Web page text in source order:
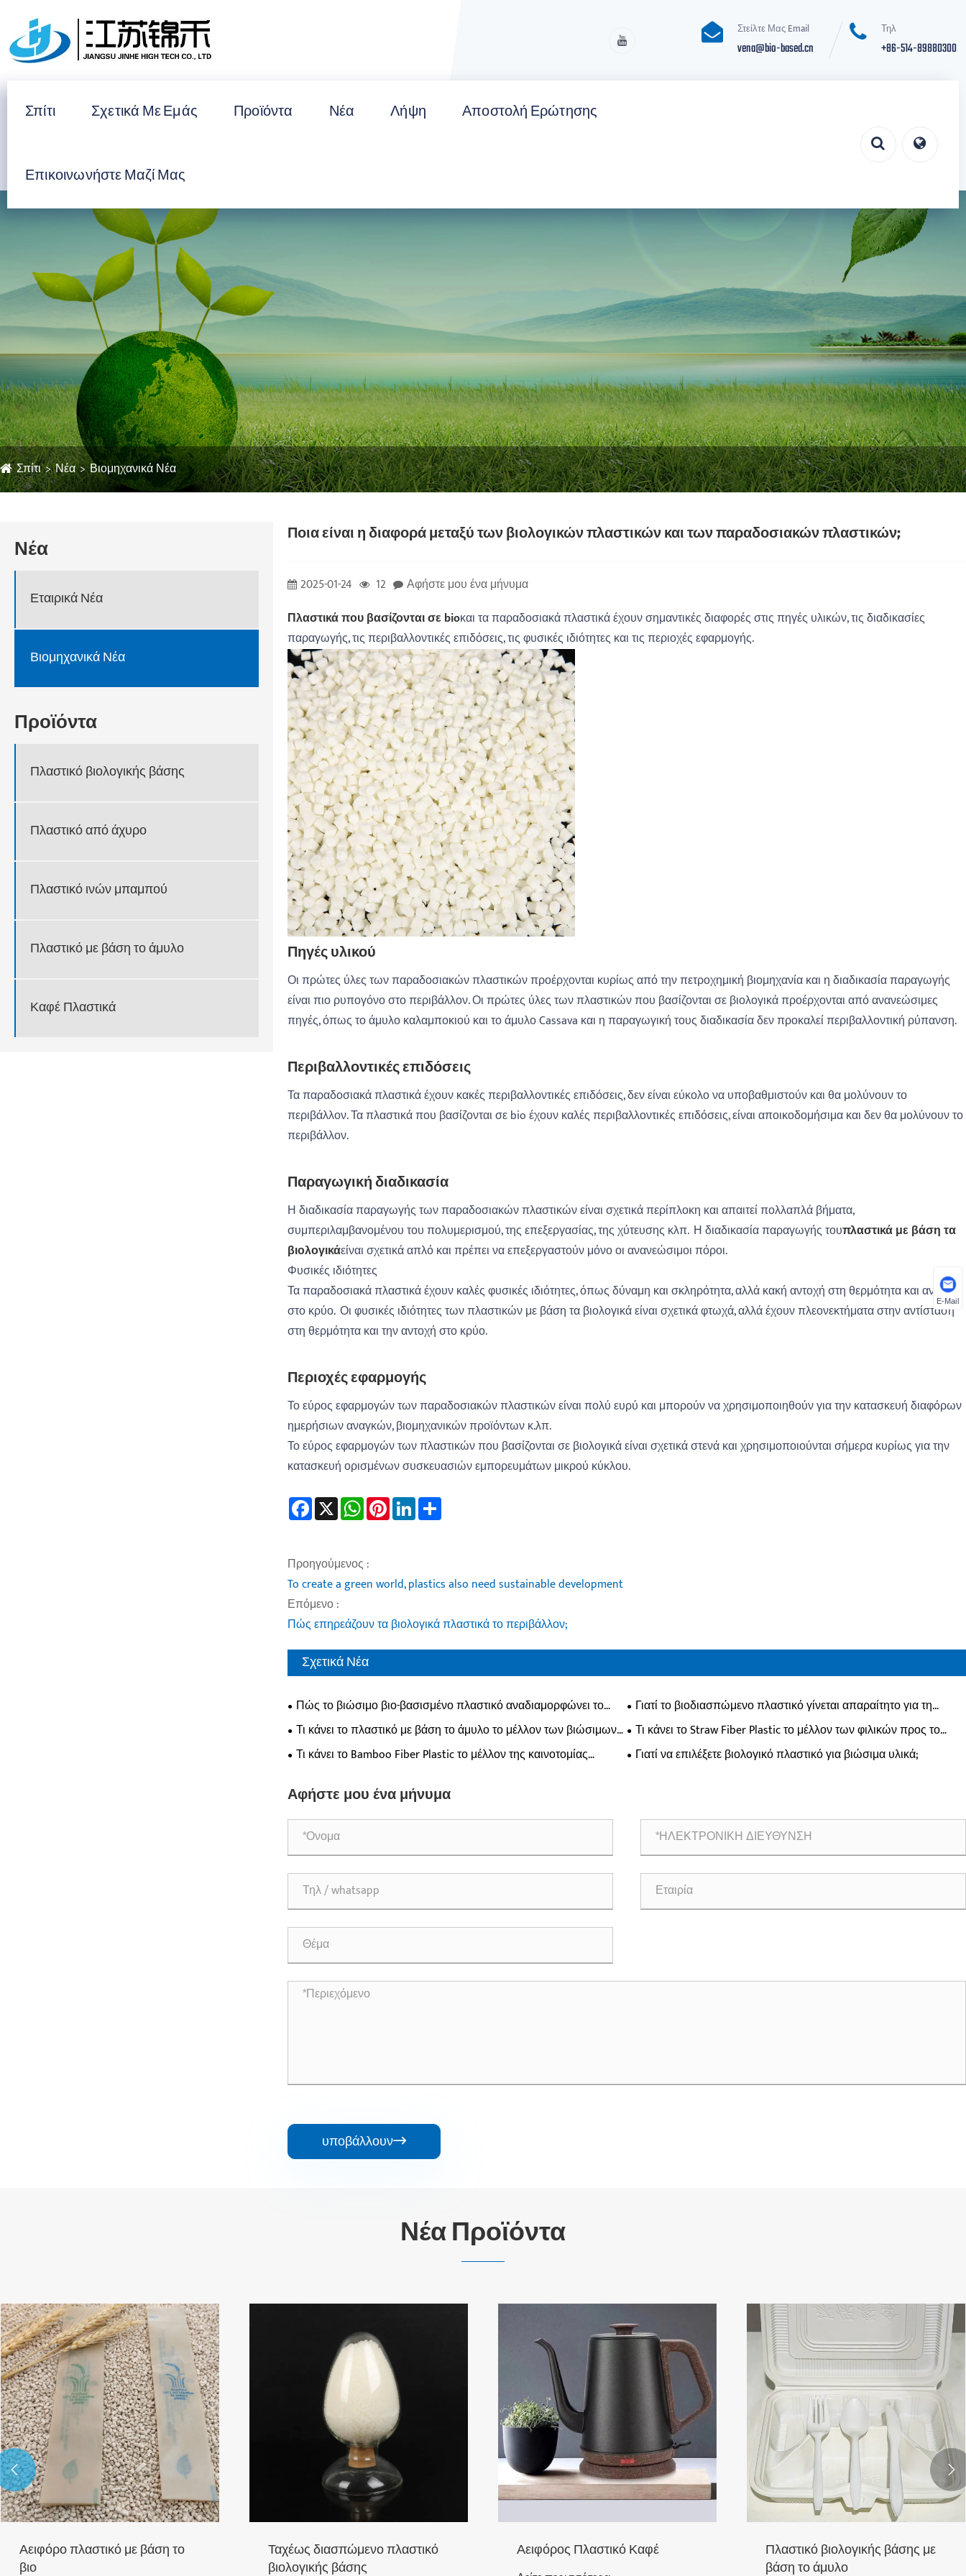
Στείλτε Μας Email
vena@bio-based.cn
Τηλ
+86-514-89880300
Σπίτι Σχετικά Με Εμάς Προϊόντα Νέα Λήψη Αποστολή Ερώτησης
Επικοινωνήστε Μαζί Μας
Σπίτι Νέα Βιομηχανικά Νέα
Νέα
Εταιρικά Νέα
Βιομηχανικά Νέα
Προϊόντα
Πλαστικό βιολογικής βάσης
Πλαστικό από άχυρο
Πλαστικό ινών μπαμπού
Πλαστικό με βάση το άμυλο
Καφέ Πλαστικά
Ποια είναι η διαφορά μεταξύ των βιολογικών πλαστικών και των παραδοσιακών πλαστικών;
2025-01-24 12
Αφήστε μου ένα μήνυμα
Πλαστικά που βασίζονται σε ‌bioκαι τα παραδοσιακά πλαστικά έχουν σημαντικές διαφορές στις πηγές υλικών, τις διαδικασίες
παραγωγής, τις περιβαλλοντικές επιδόσεις, τις φυσικές ιδιότητες και τις περιοχές εφαρμογής. ‌
Πηγές υλικού
Οι πρώτες ύλες των παραδοσιακών πλαστικών προέρχονται κυρίως από την πετροχημική βιομηχανία και η διαδικασία παραγωγής
είναι πιο ρυπογόνο στο περιβάλλον. Οι πρώτες ύλες των πλαστικών που βασίζονται σε βιολογικά προέρχονται από ανανεώσιμες
πηγές, όπως το άμυλο καλαμποκιού και το άμυλο Cassava και η παραγωγική τους διαδικασία δεν προκαλεί περιβαλλοντική ρύπανση. ‌
Περιβαλλοντικές επιδόσεις
Τα παραδοσιακά πλαστικά έχουν κακές περιβαλλοντικές επιδόσεις, δεν είναι εύκολο να υποβαθμιστούν και θα μολύνουν το
περιβάλλον. Τα πλαστικά που βασίζονται σε ‌bio έχουν καλές περιβαλλοντικές επιδόσεις, είναι αποικοδομήσιμα και δεν θα μολύνουν το
περιβάλλον. ‌
Παραγωγική διαδικασία
Η διαδικασία παραγωγής των παραδοσιακών πλαστικών είναι σχετικά περίπλοκη και απαιτεί πολλαπλά βήματα,
συμπεριλαμβανομένου του πολυμερισμού, της επεξεργασίας, της χύτευσης κλπ. ‌ Η διαδικασία παραγωγής τουπλαστικά με βάση τα
βιολογικάείναι σχετικά απλό και πρέπει να επεξεργαστούν μόνο οι ανανεώσιμοι πόροι. ‌
Φυσικές ιδιότητες
Τα παραδοσιακά πλαστικά έχουν καλές φυσικές ιδιότητες, όπως δύναμη και σκληρότητα, αλλά κακή αντοχή στη θερμότητα και αντοχή
στο κρύο. ‌ Οι φυσικές ιδιότητες των πλαστικών με βάση τα βιολογικά είναι σχετικά φτωχά, αλλά έχουν πλεονεκτήματα στην αντίσταση
στη θερμότητα και την αντοχή στο κρύο.
Περιοχές εφαρμογής
Το εύρος εφαρμογών των παραδοσιακών πλαστικών είναι πολύ ευρύ και μπορούν να χρησιμοποιηθούν για την κατασκευή διαφόρων
ημερήσιων αναγκών, βιομηχανικών προϊόντων κ.λπ.
Το εύρος εφαρμογών των πλαστικών που βασίζονται σε βιολογικά είναι σχετικά στενά και χρησιμοποιούνται σήμερα κυρίως για την
κατασκευή ορισμένων συσκευασιών εμπορευμάτων μικρού κύκλου.
Facebook WhatsAppPinterestLinkedIn
Προηγούμενος :
To create a green world, plastics also need sustainable development
Επόμενο :
Πώς επηρεάζουν τα βιολογικά πλαστικά το περιβάλλον;
Σχετικά Νέα
Πώς το βιώσιμο βιο-βασισμένο πλαστικό αναδιαμορφώνει το
μέλλον των υλικών;
Γιατί το βιοδιασπώμενο πλαστικό γίνεται απαραίτητο για τη
σύγχρονη βιομηχανία;
Τι κάνει το πλαστικό με βάση το άμυλο το μέλλον των βιώσιμων
υλικών;
Τι κάνει το Straw Fiber Plastic το μέλλον των φιλικών προς το
περιβάλλον υλικών;
Τι κάνει το Bamboo Fiber Plastic το μέλλον της καινοτομίας
Γιατί να επιλέξετε βιολογικό πλαστικό για βιώσιμα υλικά;
Αφήστε μου ένα μήνυμα
υποβάλλουν
Νέα Προϊόντα
Αειφόρο πλαστικό με βάση το
βιο
Ταχέως διασπώμενο πλαστικό
βιολογικής βάσης
Αειφόρος Πλαστικό Καφέ
Πλαστικό βιολογικής βάσης με
βάση το άμυλο
 
E-Mail